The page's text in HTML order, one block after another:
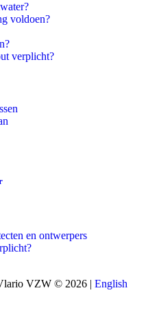
voldoen?
verplicht?
en ontwerpers
VZW © 2026 | English